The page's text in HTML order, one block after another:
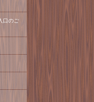
口のご